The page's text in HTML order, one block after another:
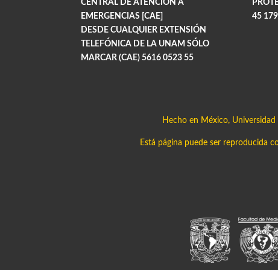
CENTRAL DE ATENCIÓN A
EMERGENCIAS [CAE]
DESDE CUALQUIER EXTENSIÓN
TELEFÓNICA DE LA UNAM SÓLO
MARCAR (CAE) 5616 0523 55
45 179
Hecho en México,
Está página puede ser reproducida